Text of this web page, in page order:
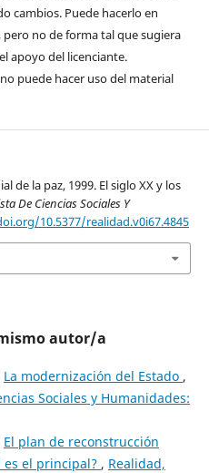
cambios. Puede hacerlo en
no de forma tal que sugiera
apoyo del licenciante.
puede hacer uso del material
de la paz, 1999. El siglo XX y los
De Ciencias Sociales Y
10.5377/realidad.v0i67.4845
autor/a
La modernización del Estado ,
Sociales y Humanidades:
El plan de reconstrucción
es el principal? , Realidad,